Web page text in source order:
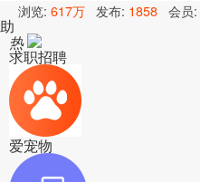
浏览: 617万 发布: 1858 会员:
助
热
求职招聘
爱宠物